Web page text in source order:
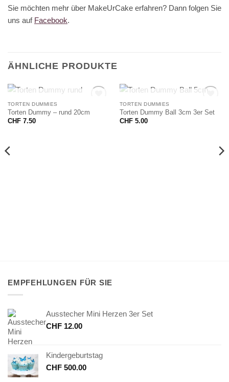
Sie möchten mehr über MakeUrCake erfahren? Dann folgen Sie
uns auf Facebook.
ÄHNLICHE PRODUKTE
NICHT VORRÄTIG
TORTEN DUMMIES
Torten Dummy – rund 20cm
CHF7.50
NICHT VORRÄTIG
TORTEN DUMMIES
Torten Dummy Ball 3cm 3er Set
CHF5.00
EMPFEHLUNGEN FÜR SIE
Ausstecher Mini Herzen 3er Set
CHF 12.00
Kindergeburtstag
CHF 500.00